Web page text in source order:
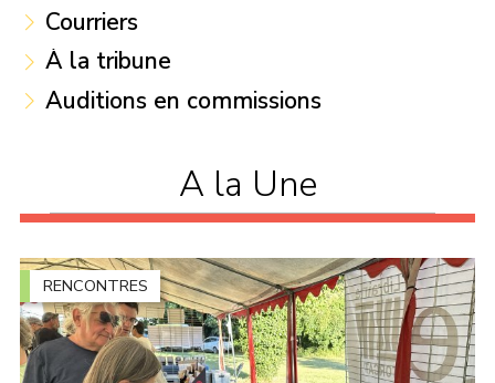
Courriers
À la tribune
Auditions en commissions
A la Une
RENCONTRES